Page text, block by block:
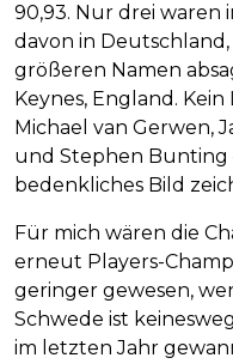
90,93. Nur drei waren
davon in
größeren Namen
Keynes, England.
Michael van Gerwen,
und Stephen Bunting
bedenkliches Bild
Für mich wären die
erneut Players-
geringer gewesen,
Schwede ist
im letzten Jahr